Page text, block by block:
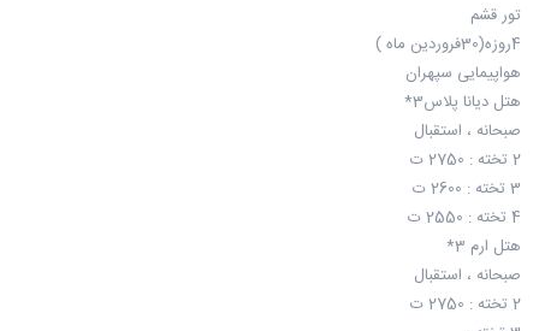
تور قشم
4روزه(30فروردین ماه )
هواپیمایی سپهران
هتل دیانا پلاس3*
صبحانه ، استقبال
2 تخته : 2750 ت
3 تخته : 2600 ت
4 تخته : 2550 ت
هتل ارم 3*
صبحانه ، استقبال
2 تخته : 2750 ت